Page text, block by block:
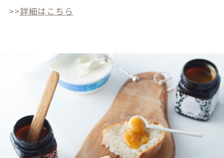
>>詳細はこちら